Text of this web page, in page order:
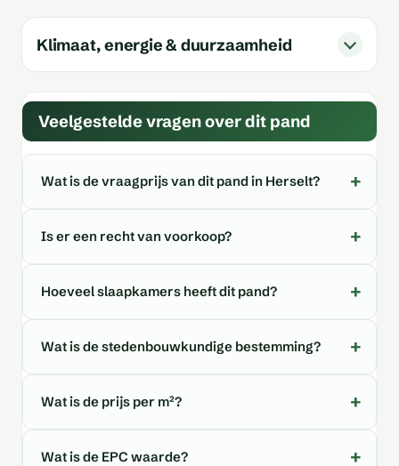
Klimaat, energie & duurzaamheid
Veelgestelde vragen over dit pand
Wat is de vraagprijs van dit pand in Herselt?
Is er een recht van voorkoop?
Hoeveel slaapkamers heeft dit pand?
Wat is de stedenbouwkundige bestemming?
Wat is de prijs per m²?
Wat is de EPC waarde?